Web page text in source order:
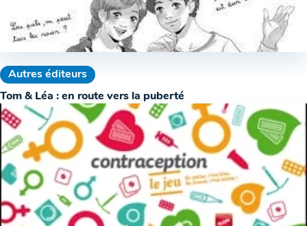
Autres éditeurs
Tom & Léa : en route vers la puberté